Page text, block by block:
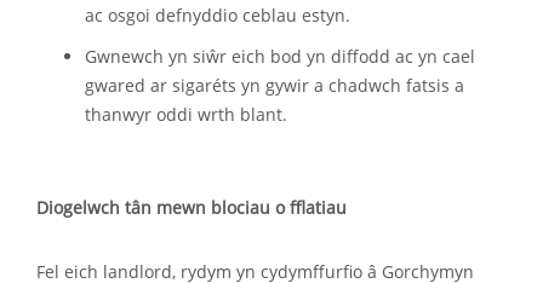
ac osgoi defnyddio ceblau estyn.
Gwnewch yn siŵr eich bod yn diffodd ac yn cael
gwared ar sigaréts yn gywir a chadwch fatsis a
thanwyr oddi wrth blant.
Diogelwch tân mewn blociau o fflatiau
Fel eich landlord, rydym yn cydymffurfio â Gorchymyn